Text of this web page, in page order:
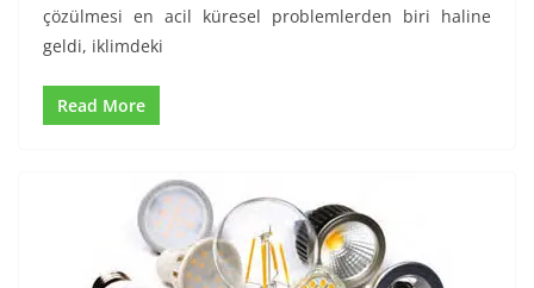
çözülmesi en acil küresel problemlerden biri haline
geldi, iklimdeki
Read More